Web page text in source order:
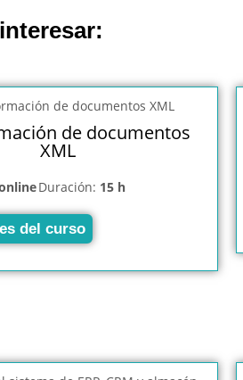
de documentos
XML
Duración: 15 h
del curso